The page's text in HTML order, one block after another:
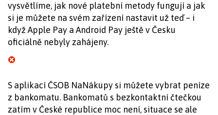
vysvětlíme, jak nové platební metody fungují a jak
si je můžete na svém zařízení nastavit už teď – i
když Apple Pay a Android Pay ještě v Česku
oficiálně nebyly zahájeny.
S aplikací ČSOB NaNákupy si můžete vybrat peníze
z bankomatu. Bankomatů s bezkontaktní čtečkou
zatím v České republice moc není, situace se ale